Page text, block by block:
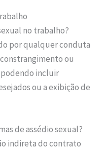
no trabalho?
por qualquer conduta
ou
incluir
ou a exibição de
de assédio sexual?
indireta do contrato